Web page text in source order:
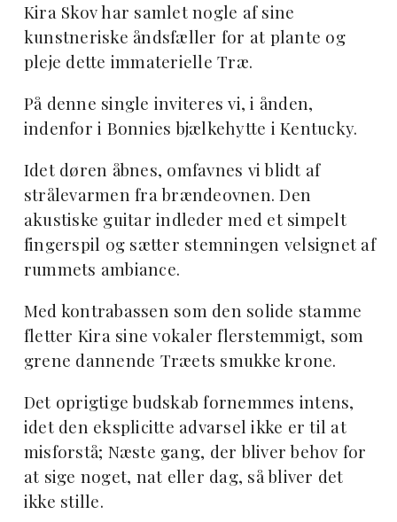
Kira Skov har samlet nogle af sine
kunstneriske åndsfæller for at plante og
pleje dette immaterielle Træ.
På denne single inviteres vi, i ånden,
indenfor i Bonnies bjælkehytte i Kentucky.
Idet døren åbnes, omfavnes vi blidt af
strålevarmen fra brændeovnen.Den
akustiske guitar indleder med et simpelt
fingerspil og sætter stemningen velsignet af
rummets ambiance.
Med kontrabassen som den solide stamme
fletter Kira sine vokaler flerstemmigt, som
grene dannende Træets smukke krone.
Det oprigtige budskab fornemmes intens,
idet den eksplicitte advarsel ikke er til at
misforstå; Næste gang, der bliver behov for
at sige noget, nat eller dag, så bliver det
ikke stille.